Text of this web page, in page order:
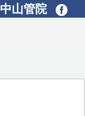
中山管院